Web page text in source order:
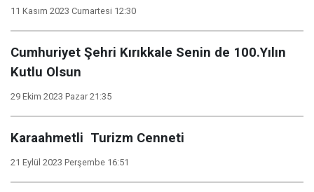
11 Kasım 2023 Cumartesi 12:30
Cumhuriyet Şehri Kırıkkale Senin de 100.Yılın
Kutlu Olsun
29 Ekim 2023 Pazar 21:35
Karaahmetli Turizm Cenneti
21 Eylül 2023 Perşembe 16:51